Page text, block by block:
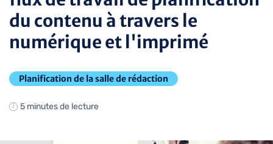
du contenu à travers le
numérique et l'imprimé
Planification de la salle de rédaction
5 minutes de lecture